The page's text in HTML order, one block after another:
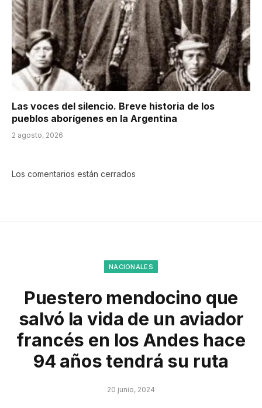
Las voces del silencio. Breve historia de los
pueblos aborígenes en la Argentina
2 agosto, 2026
Los comentarios están cerrados
NACIONALES
Puestero mendocino que
salvó la vida de un aviador
francés en los Andes hace
94 años tendrá su ruta
20 junio, 2024